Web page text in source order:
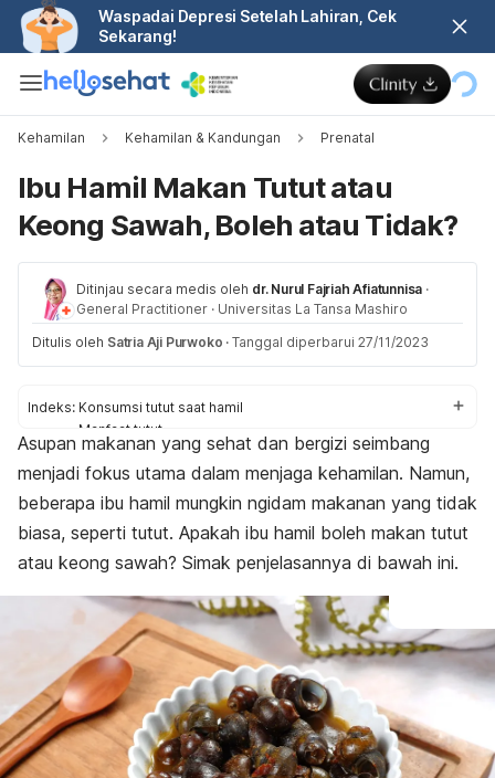
Waspadai Depresi Setelah Lahiran, Cek
Sekarang!
Kehamilan Kehamilan & Kandungan Prenatal
Ibu Hamil Makan Tutut atau
Keong Sawah, Boleh atau Tidak?
Ditinjau secara medis oleh dr. Nurul Fajriah Afiatunnisa ·
General Practitioner · Universitas La Tansa Mashiro
Ditulis oleh Satria Aji Purwoko · Tanggal diperbarui 27/11/2023
Indeks: Konsumsi tutut saat hamil
Manfaat tutut
Tips mengolah tutut
Asupan makanan yang sehat dan bergizi seimbang
menjadi fokus utama dalam menjaga kehamilan. Namun,
beberapa ibu hamil mungkin ngidam makanan yang tidak
biasa, seperti tutut. Apakah ibu hamil boleh makan tutut
atau keong sawah? Simak penjelasannya di bawah ini.